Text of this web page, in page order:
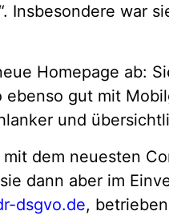
Insbesondere war
Homepage ab:
gut mit
und
dem neuesten
dann aber im
dsgvo.de,